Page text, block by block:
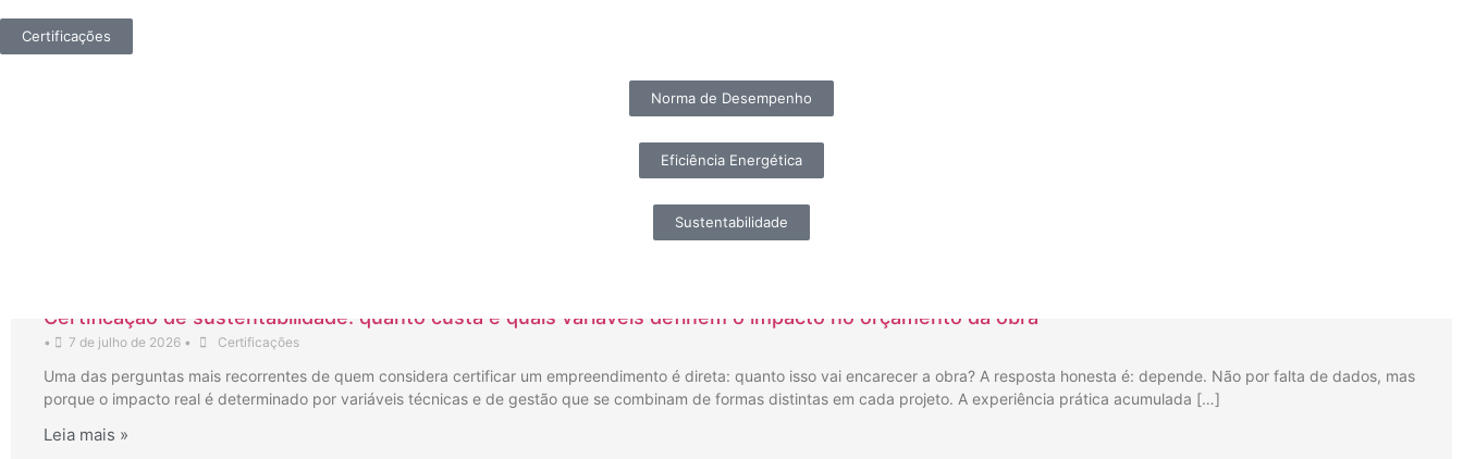
Certificações
Norma de Desempenho
Eficiência Energética
Sustentabilidade
Certificação de sustentabilidade: quanto custa e quais variáveis definem o impacto no orçamento da obra
• 7 de julho de 2026 • Certificações
Uma das perguntas mais recorrentes de quem considera certificar um empreendimento é direta: quanto isso vai encarecer a obra? A resposta honesta é: depende. Não por falta de dados, mas
porque o impacto real é determinado por variáveis técnicas e de gestão que se combinam de formas distintas em cada projeto. A experiência prática acumulada […]
Leia mais »